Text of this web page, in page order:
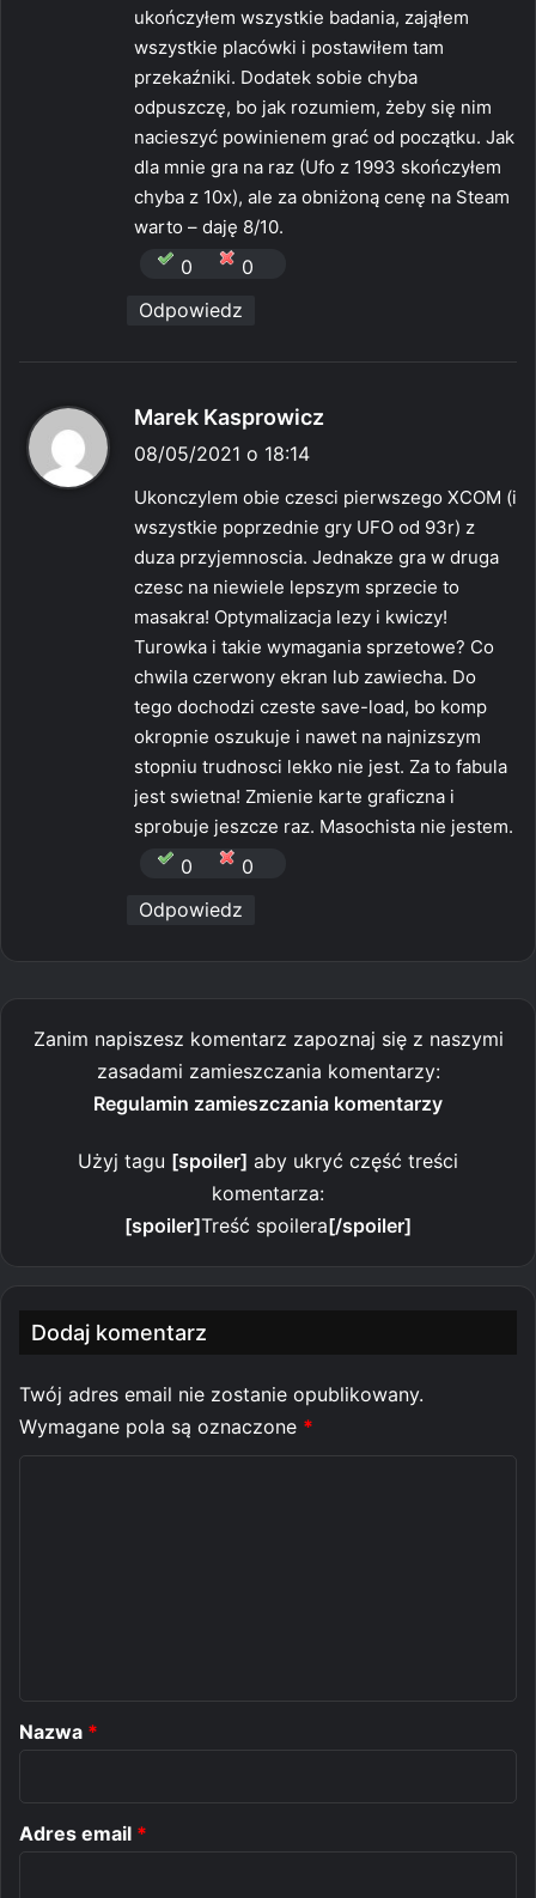
ukończyłem wszystkie badania, zająłem
wszystkie placówki i postawiłem tam
przekaźniki. Dodatek sobie chyba
odpuszczę, bo jak rozumiem, żeby się nim
nacieszyć powinienem grać od początku. Jak
dla mnie gra na raz (Ufo z 1993 skończyłem
chyba z 10x), ale za obniżoną cenę na Steam
warto – daję 8/10.
0
0
Odpowiedz
Marek Kasprowicz
e
:
08/05/2021 o 18:14
Ukonczylem obie czesci pierwszego XCOM (i
wszystkie poprzednie gry UFO od 93r) z
duza przyjemnoscia. Jednakze gra w druga
czesc na niewiele lepszym sprzecie to
masakra! Optymalizacja lezy i kwiczy!
Turowka i takie wymagania sprzetowe? Co
chwila czerwony ekran lub zawiecha. Do
tego dochodzi czeste save-load, bo komp
okropnie oszukuje i nawet na najnizszym
stopniu trudnosci lekko nie jest. Za to fabula
jest swietna! Zmienie karte graficzna i
sprobuje jeszcze raz. Masochista nie jestem.
0
0
Odpowiedz
Zanim napiszesz komentarz zapoznaj się z naszymi
zasadami zamieszczania komentarzy:
Regulamin zamieszczania komentarzy
Użyj tagu [spoiler] aby ukryć część treści
komentarza:
[spoiler]Treść spoilera[/spoiler]
Dodaj komentarz
Twój adres email nie zostanie opublikowany.
Wymagane pola są oznaczone *
r
Nazwa *
Adres email *